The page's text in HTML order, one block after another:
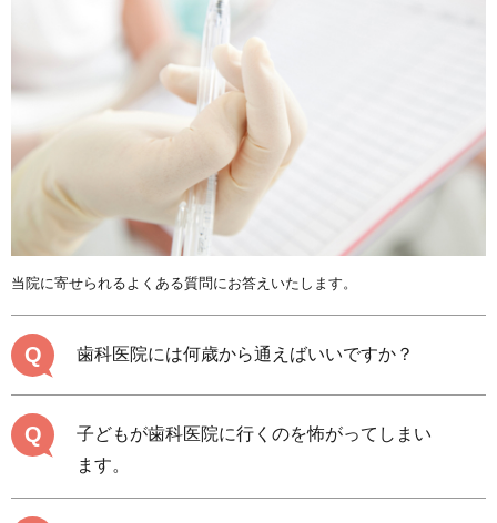
当院に寄せられるよくある質問にお答えいたします。
Q 歯科医院には何歳から通えばいいですか？
Q
子どもが歯科医院に行くのを怖がってしまい
ます。